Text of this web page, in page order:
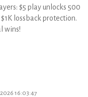
$5 play unlocks 500
lossback protection.
wins!
16:03:47